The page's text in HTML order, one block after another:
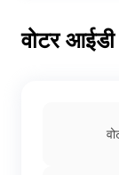
वोटर